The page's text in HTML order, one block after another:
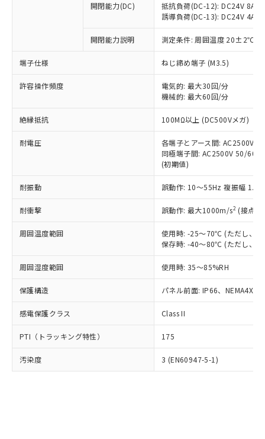
開閉能力(DC)
抵抗負荷(DC-12): DC24V 8A/
誘導負荷(DC-13): DC24V 4A/
開閉能力説明 測定条件: 周囲温度 20±2℃、
端子仕様 ねじ締め端子 (M3.5)
許容操作頻度
電気的: 最大30回/分
機械的: 最大60回/分
絶縁抵抗 100MΩ以上 (DC500Vメガ)
耐電圧
各端子とアース間: AC2500V
同極端子間: AC2500V 50/
(初期値)
耐振動 誤動作: 10～55Hz 複振幅
耐衝撃 誤動作: 最大1000m/s2 (接点
周囲温度範囲
使用時: -25～70℃ (ただし、氷
保存時: -40～80℃ (ただし、氷
周囲湿度範囲 使用時: 35～85%RH
保護構造 パネル前面: IP66、NEMA4X,
感電保護クラス Class II
PTI（トラッキング特性） 175
汚染度 3 (EN60947-5-1)
以下の条件をお読みいただき、同意のうえ
ご利用ください。
本サービスは、当社制御機器事業取扱
商品の当社在庫状況および標準価格
(税抜)を提供させていただくもので
当社制御機器事業取扱商品の中には、
本サービスの対象外となる商品もある
ことをご了承ください。
在庫状況および標準価格照会結果は、
記載している更新日時点での社内デー
タに基づき作成されるものであり、閲
覧された時点での実際の在庫および標
準価格とは異なる場合があることをご
正式な納期状況および標準価格はお客
様のお取引先、またはお客様担当のオ
ムロン制御機器販売店・当社販売員に
オムロン制御機器販売店や当社販売拠
販売ネットワーク
」をご確認
在庫状況および標準価格結果を当社の
事前の承諾なく第三者に漏洩または開
示しないようお願いします。
マイパーツ機能（部品リスト作成サー
ビス）をご利用いただくには、I-Web
対応予定なし：EU RoHS指令（10物質）の
非含有に非対応の商品で、対応品を出す予
調査・確認中：EU RoHS指令（10物質）の
非含有の対応状況を調査中または確認中の
商品です。
非該当品：ライセンス料など無形物で、有
害物質有無と関係のない商品です。
仕入先様の事情により、非含有部品として
いたものが、含有品と判明した場合などや
むを得ず変更することがあります。
鉛(Pb) 1000ppm以下、 水銀(Hg) 1000ppm以下、 カド
六価クロム(Cr(Ⅵ)) 1000ppm以下、ポリ臭化ビフェニル
類(PBB) 1000ppm以下、ポリ臭化ジフェニルエーテル類
ルベンジル（BBP） 1000ppm以下、フタル酸ジブチル
（DBP） 1000ppm以下、フタル酸ジイソブチル
但し、RoHS指令で産業用監視および制御機器に対する
適用除外項目は除く。
フタル酸エステル類の４物質については閾値を超える意
図的な使用がないことを確認しています。
部品在庫の切り替え状況などにより、予定
月が前後することがあります。
「○」：最大均質材料含有率が中国RoHSの
基準値以下であることを示します。
「×」：最大均質材料含有率が中国RoHSの
基準値を超えていることを示します。
「－」：未確認です。当社販売部門へお問
*中国RoHS10物質の基準値 (GB/T26572)：
Pb(鉛) :1000ppm、 Hg(水銀) : 1000ppm、 Cd(カドミウ
Cr(Ⅵ)(六価クロム) : 1000ppm、 PBBs(ポリ臭化ビフェ
ニル類) : 1000ppm、 PBDEs(ポリ臭化ジフェニルエーテ
ル類) : 1000ppm、
DBP(フタル酸ジブチル) : 1000ppm、 DIBP(フタル酸ジ
イソブチル) : 1000ppm、 BBP(フタル酸ブチルベンジ
DEHP(フタル酸ビス(2-エチルヘキシル)) : 1000ppm
「ｅ」：有害物質（10物質）のすべてが基
準値以下であることを示します。
「10」：通常の使用状況下において有害物
質が外部に漏えいし、環境に深刻な影響を
及ぼさない年数を意味します。
当社は、これら貴社製品のうち、外国
為替および外国貿易法に定める商品
（以下｢規制貨物等」という）を輸出
または国外への提供する場合は、日本
国政府の輸出許可(または役務取引許
可)を取得するなどの必要な手続きを
当社は規制貨物を破棄する場合は、完
全に破砕するなど、違法に輸出されな
いよう必要な手段を講じます。
当社は貴社製品を、核兵器、ミサイ
ル、化学兵器、生物兵器またはその他
武器並びにこれらの製造装置等に一切
当社は、貴社製品を第三者に販売する
場合は、上記1、2および3の内容を当
該第三者に通知します。また当社は、
販売先および販売に係わる関係者が違
法に輸出するおそれがある場合は、取
り引きをいたしません。
一定数以上の在庫あり
一定数には満たないが在庫あり
在庫なし(最新の在庫状況につ
いては、お客様のお取引先、ま
たはお客様担当のオムロン制御
機器販売店・当社販売員にご確
受注生産機種、また在庫状況の
情報を公開していない機種